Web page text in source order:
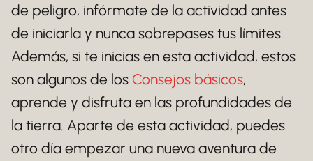
de peligro, infórmate de la actividad antes
de iniciarla y nunca sobrepases tus límites.
Además, si te inicias en esta actividad, estos
son algunos de los Consejos básicos,
aprende y disfruta en las profundidades de
la tierra. Aparte de esta actividad, puedes
otro día empezar una nueva aventura de